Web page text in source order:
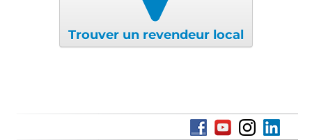
Trouver un revendeur local